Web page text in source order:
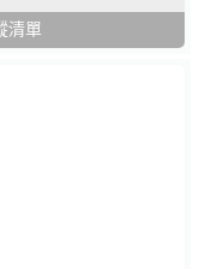
清單